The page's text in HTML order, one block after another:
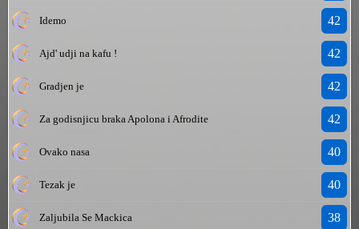
Idemo 42
Ajd' udji na kafu ! 42
Gradjen je 42
Za godisnjicu braka Apolona i Afrodite 42
Ovako nasa 40
Tezak je 40
Zaljubila Se Mackica 38